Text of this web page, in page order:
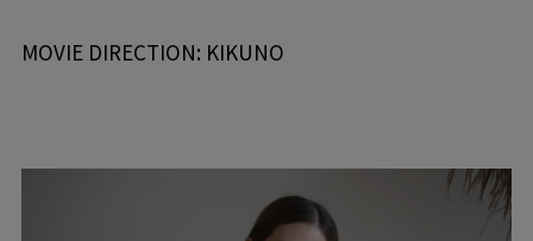
MOVIE DIRECTION: KIKUNO